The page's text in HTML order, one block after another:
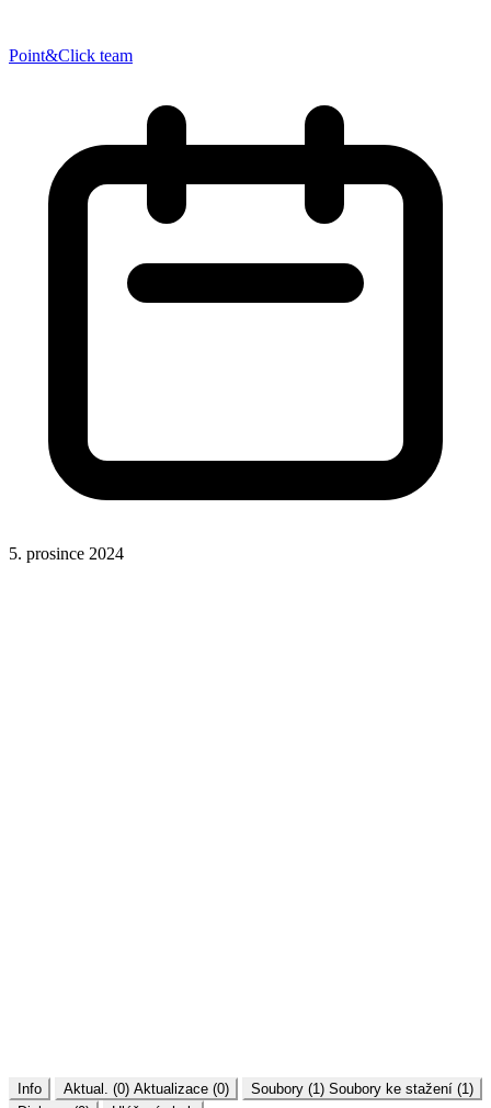
Point&Click team
5. prosince 2024
Info Aktual. (0) Aktualizace (0) Soubory (1) Soubory ke stažení (1)